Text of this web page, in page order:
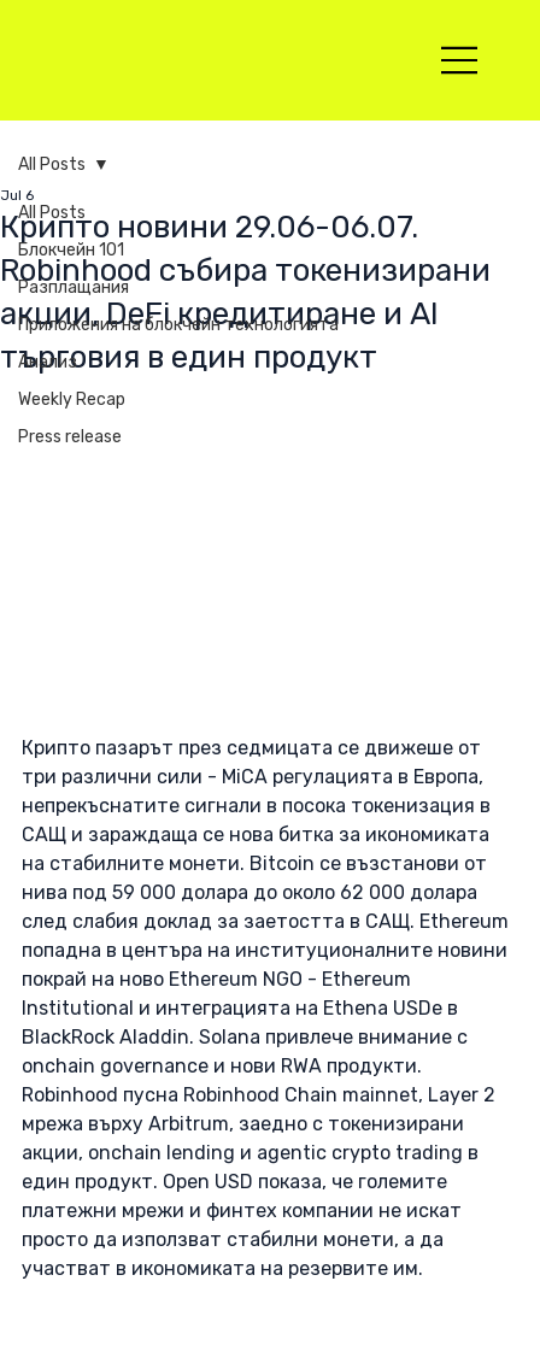
All Posts
Блокчейн 101
Разплащания
Приложения на блокчейн технологията
Анализ
Weekly Recap
Press release
All Posts
Крипто новини 29.06-06.07.
Robinhood събира токенизирани
акции, DeFi кредитиране и AI
търговия в един продукт
Jul 6
Крипто пазарът през седмицата се движеше от
три различни сили - MiCA регулацията в Европа,
непрекъснатите сигнали в посока токенизация в
САЩ и зараждаща се нова битка за икономиката
на стабилните монети. Bitcoin се възстанови от
нива под 59 000 долара до около 62 000 долара
след слабия доклад за заетостта в САЩ. Ethereum
попадна в центъра на институционалните новини
покрай на ново Ethereum NGO - Ethereum
Institutional и интеграцията на Ethena USDe в
BlackRock Aladdin. Solana привлече внимание с
onchain governance и нови RWA продукти.
Robinhood пусна Robinhood Chain mainnet, Layer 2
мрежа върху Arbitrum, заедно с токенизирани
акции, onchain lending и agentic crypto trading в
един продукт. Open USD показа, че големите
платежни мрежи и финтех компании не искат
просто да използват стабилни монети, а да
участват в икономиката на резервите им.